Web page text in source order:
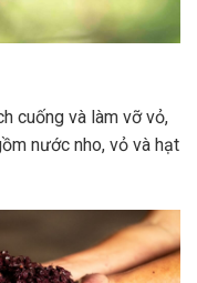
cuống và làm vỡ vỏ,
nước nho, vỏ và hạt